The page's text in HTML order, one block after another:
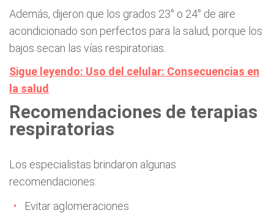
Además, dijeron que los grados 23° o 24° de aire
acondicionado son perfectos para la salud, porque los
bajos secan las vías respiratorias.
Sigue leyendo: Uso del celular: Consecuencias en
la salud
Recomendaciones de terapias
respiratorias
Los especialistas brindaron algunas
recomendaciones:
Evitar aglomeraciones